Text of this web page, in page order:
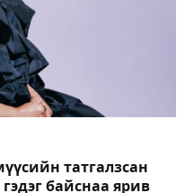
татгалзсан
байснаа ярив